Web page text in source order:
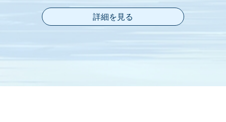
詳細を見る